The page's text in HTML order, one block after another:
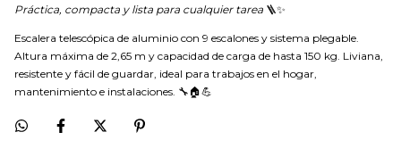
Práctica, compacta y lista para cualquier tarea 🪜✨
Escalera telescópica de aluminio con 9 escalones y sistema plegable.
Altura máxima de 2,65 m y capacidad de carga de hasta 150 kg. Liviana,
resistente y fácil de guardar, ideal para trabajos en el hogar,
mantenimiento e instalaciones. 🔧🏠💪